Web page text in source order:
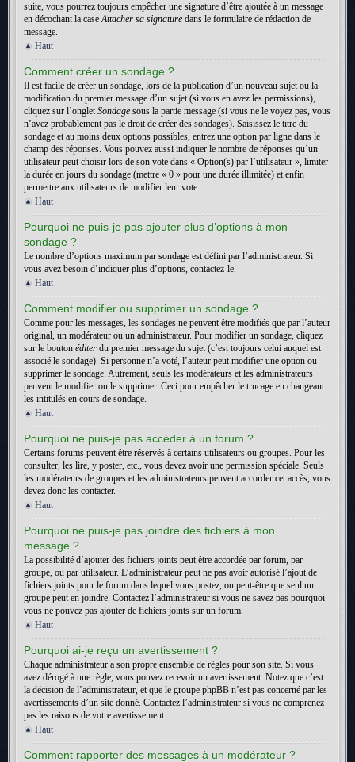
suite, vous pourrez toujours empêcher une signature d’être ajoutée à un message
en décochant la caseAttacher sa signature dans le formulaire de rédaction de
message.
Haut
Comment créer un sondage ?
Il est facile de créer un sondage, lors de la publication d’un nouveau sujet ou la
modification du premier message d’un sujet (si vous en avez les permissions),
cliquez sur l’ongletSondage sous la partie message (si vous ne le voyez pas, vous
n’avez probablement pas le droit de créer des sondages). Saisissez le titre du
sondage et au moins deux options possibles, entrez une option par ligne dans le
champ des réponses. Vous pouvez aussi indiquer le nombre de réponses qu’un
utilisateur peut choisir lors de son vote dans « Option(s) par l’utilisateur », limiter
la durée en jours du sondage (mettre « 0 » pour une durée illimitée) et enfin
permettre aux utilisateurs de modifier leur vote.
Haut
Pourquoi ne puis-je pas ajouter plus d’options à mon
sondage ?
Le nombre d’options maximum par sondage est défini par l’administrateur. Si
vous avez besoin d’indiquer plus d’options, contactez-le.
Haut
Comment modifier ou supprimer un sondage ?
Comme pour les messages, les sondages ne peuvent être modifiés que par l’auteur
original, un modérateur ou un administrateur. Pour modifier un sondage, cliquez
sur le bouton éditer du premier message du sujet (c’est toujours celui auquel est
associé le sondage). Si personne n’a voté, l’auteur peut modifier une option ou
supprimer le sondage. Autrement, seuls les modérateurs et les administrateurs
peuvent le modifier ou le supprimer. Ceci pour empêcher le trucage en changeant
les intitulés en cours de sondage.
Haut
Pourquoi ne puis-je pas accéder à un forum ?
Certains forums peuvent être réservés à certains utilisateurs ou groupes. Pour les
consulter, les lire, y poster, etc., vous devez avoir une permission spéciale. Seuls
les modérateurs de groupes et les administrateurs peuvent accorder cet accès, vous
devez donc les contacter.
Haut
Pourquoi ne puis-je pas joindre des fichiers à mon
message ?
La possibilité d’ajouter des fichiers joints peut être accordée par forum, par
groupe, ou par utilisateur. L’administrateur peut ne pas avoir autorisé l’ajout de
fichiers joints pour le forum dans lequel vous postez, ou peut-être que seul un
groupe peut en joindre. Contactez l’administrateur si vous ne savez pas pourquoi
vous ne pouvez pas ajouter de fichiers joints sur un forum.
Haut
Pourquoi ai-je reçu un avertissement ?
Chaque administrateur a son propre ensemble de règles pour son site. Si vous
avez dérogé à une règle, vous pouvez recevoir un avertissement. Notez que c’est
la décision de l’administrateur, et que le groupe phpBB n’est pas concerné par les
avertissements d’un site donné. Contactez l’administrateur si vous ne comprenez
pas les raisons de votre avertissement.
Haut
Comment rapporter des messages à un modérateur ?